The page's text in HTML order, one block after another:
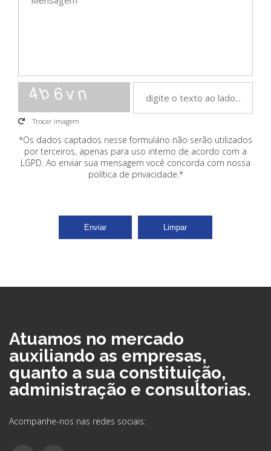
Trocar imagem
*Os dados captados nesse formulário não serão utilizados
por terceiros, apenas para uso interno de acordo com a
LGPD. Ao enviar sua mensagem você concorda com nossa
política de privacidade.*
Enviar Limpar
Atuamos no mercado
auxiliando as empresas,
quanto a sua constituição,
administração e consultorias.
Acompanhe-nos nas redes sociais: